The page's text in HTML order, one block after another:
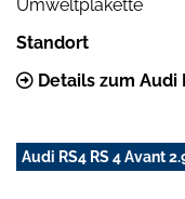
Umweltplakette
Standort
Details zum Audi
Audi RS4 RS 4 Avant